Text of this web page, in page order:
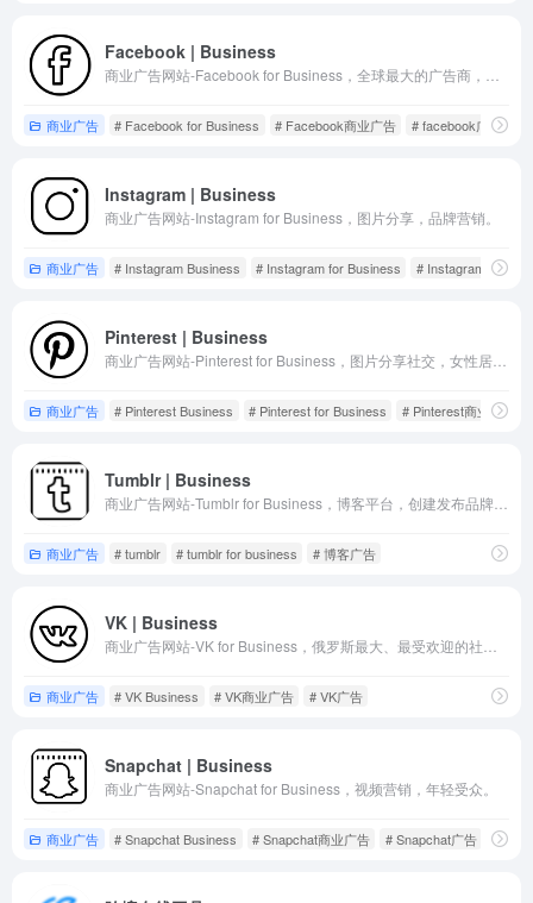
Facebook | Business
商业广告 # Facebook for Business # Facebook商业广告 # facebook广告
Instagram | Business
商业广告网站-Instagram for Business，图片分享，品牌营销。
商业广告 # Instagram Business # Instagram for Business # Instagram商业广
Pinterest | Business
商业广告 # Pinterest Business # Pinterest for Business # Pinterest商业广告
Tumblr | Business
商业广告 # tumblr # tumblr for business # 博客广告
VK | Business
商业广告 # VK Business # VK商业广告 # VK广告
Snapchat | Business
商业广告网站-Snapchat for Business，视频营销，年轻受众。
商业广告 # Snapchat Business # Snapchat商业广告 # Snapchat广告